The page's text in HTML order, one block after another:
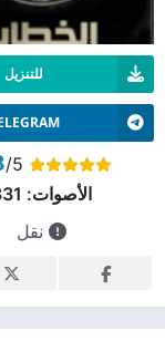
للتنزيل
/5
الأصوات:
نقل